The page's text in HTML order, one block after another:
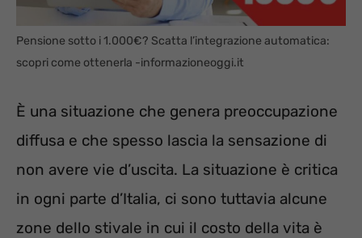
Pensione sotto i 1.000€? Scatta l’integrazione automatica:
scopri come ottenerla -informazioneoggi.it
È una situazione che genera preoccupazione
diffusa e che spesso lascia la sensazione di
non avere vie d’uscita. La situazione è critica
in ogni parte d’Italia, ci sono tuttavia alcune
zone dello stivale in cui il costo della vita è